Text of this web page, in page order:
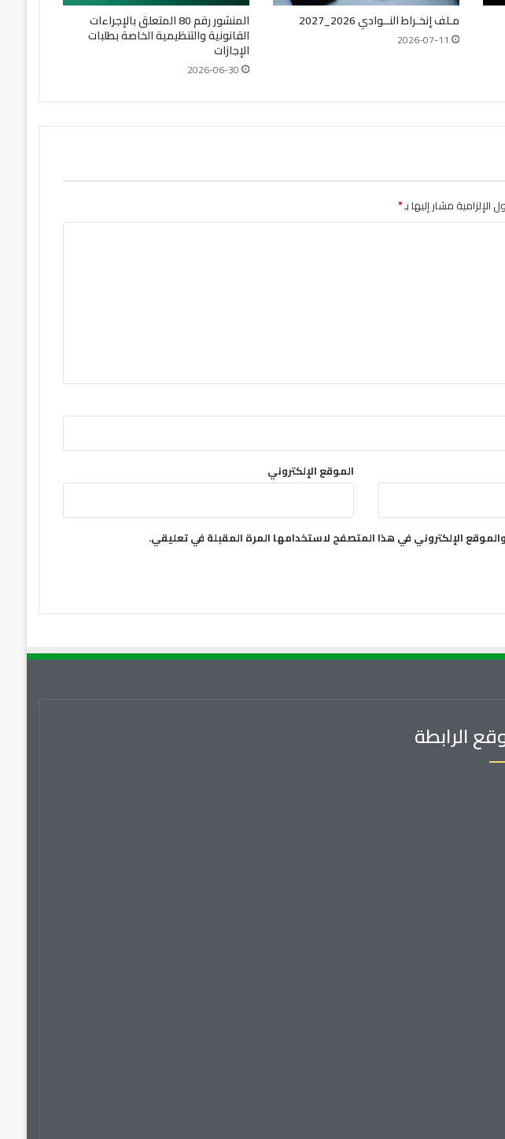
مـلف إنخـراط النــوادي 2026_2027
2026-07-11
المنشور رقم 80 المتعلق بالإجراءات
القانونية والتنظيمية الخاصة بطلبات
الإجازات
2026-06-30
الإلزامية مشار إليها بـ*
الموقع الإلكتروني
الإلكتروني في هذا المتصفح لاستخدامها المرة المقبلة في تعليقي.
الرابطة